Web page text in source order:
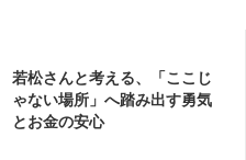
若松さんと考える、「ここじ
ゃない場所」へ踏み出す勇気
とお金の安心